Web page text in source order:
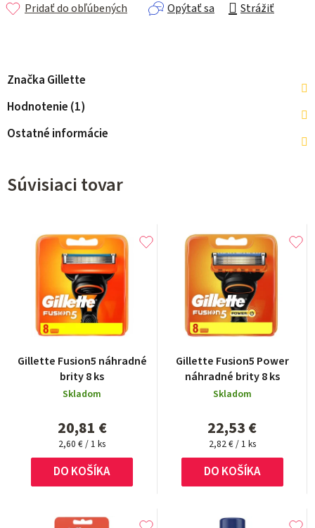
Opýtať sa Strážiť
Pridať do obľúbených
Značka Gillette
Hodnotenie (1)
Ostatné informácie
Súvisiaci tovar
Gillette Fusion5 náhradné
brity 8 ks
Skladom
20,81 €
Jednotková
cena:
2,60 € / 1 ks
DO KOŠÍKA
Gillette Fusion5 Power
náhradné brity 8 ks
Skladom
22,53 €
Jednotková
cena:
2,82 € / 1 ks
DO KOŠÍKA